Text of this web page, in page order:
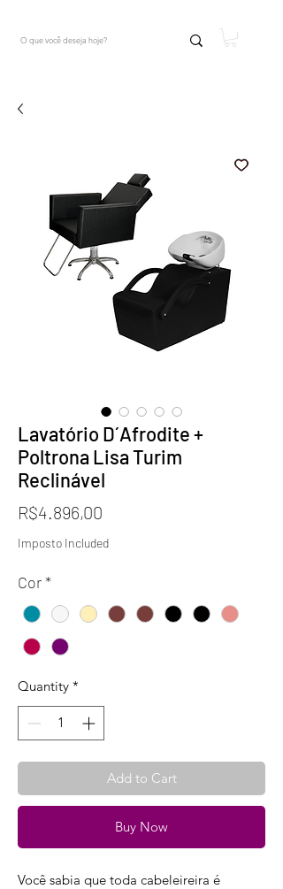
Lavatório D´Afrodite +
Poltrona Lisa Turim
Reclinável
R$4.896,00
Imposto Included
Cor*
Quantity *
Add to Cart
Buy Now
Você sabia que toda cabeleireira é